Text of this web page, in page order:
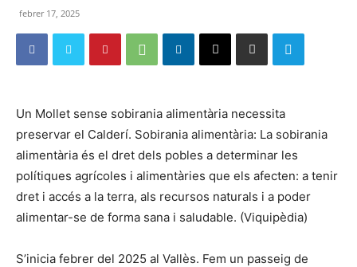
febrer 17, 2025
Un Mollet sense sobirania alimentària necessita
preservar el Calderí. Sobirania alimentària: La sobirania
alimentària és el dret dels pobles a determinar les
polítiques agrícoles i alimentàries que els afecten: a tenir
dret i accés a la terra, als recursos naturals i a poder
alimentar-se de forma sana i saludable. (Viquipèdia)
S’inicia febrer del 2025 al Vallès. Fem un passeig de